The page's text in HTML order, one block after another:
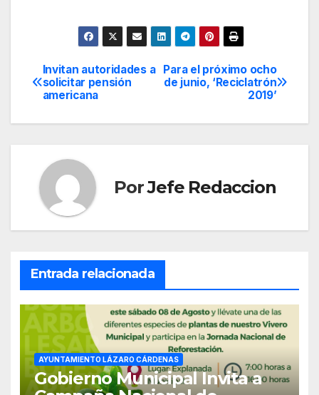
Navegación
de
Para el próximo ocho
de junio, ‘Reciclatrón
2019’
Invitan autoridades a
solicitar pensión
americana
PorJefe Redaccion
Entrada relacionada
AYUNTAMIENTO LÁZARO CÁRDENAS
Gobierno Municipal Invita a